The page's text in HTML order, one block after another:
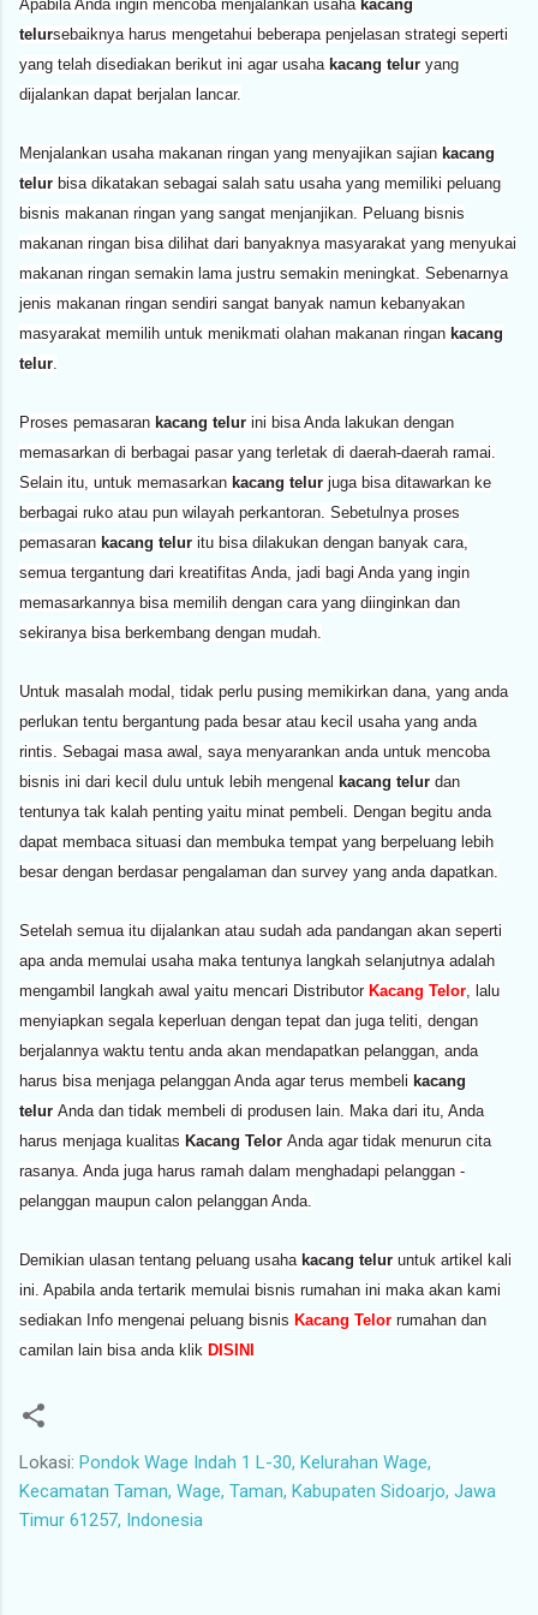
Apabila Anda ingin mencoba menjalankan usaha kacang
telursebaiknya harus mengetahui beberapa penjelasan strategi seperti
yang telah disediakan berikut ini agar usaha kacang telur yang
dijalankan dapat berjalan lancar.
Menjalankan usaha makanan ringan yang menyajikan sajian kacang
telur bisa dikatakan sebagai salah satu usaha yang memiliki peluang
bisnis makanan ringan yang sangat menjanjikan. Peluang bisnis
makanan ringan bisa dilihat dari banyaknya masyarakat yang menyukai
makanan ringan semakin lama justru semakin meningkat. Sebenarnya
jenis makanan ringan sendiri sangat banyak namun kebanyakan
masyarakat memilih untuk menikmati olahan makanan ringan kacang
telur
Proses pemasaran kacang telur ini bisa Anda lakukan dengan
memasarkan di berbagai pasar yang terletak di daerah-daerah ramai.
Selain itu, untuk memasarkan kacang telur juga bisa ditawarkan ke
berbagai ruko atau pun wilayah perkantoran. Sebetulnya proses
pemasaran kacang telur itu bisa dilakukan dengan banyak cara,
semua tergantung dari kreatifitas Anda, jadi bagi Anda yang ingin
memasarkannya bisa memilih dengan cara yang diinginkan dan
sekiranya bisa berkembang dengan mudah.
Untuk masalah modal, tidak perlu pusing memikirkan dana, yang anda
perlukan tentu bergantung pada besar atau kecil usaha yang anda
rintis. Sebagai masa awal, saya menyarankan anda untuk mencoba
bisnis ini dari kecil dulu untuk lebih mengenal kacang telur dan
tentunya tak kalah penting yaitu minat pembeli. Dengan begitu anda
dapat membaca situasi dan membuka tempat yang berpeluang lebih
besar dengan berdasar pengalaman dan survey yang anda dapatkan.
Setelah semua itu dijalankan atau sudah ada pandangan akan seperti
apa anda memulai usaha maka tentunya langkah selanjutnya adalah
mengambil langkah awal yaitu mencari Distributor Kacang Telor , lalu
menyiapkan segala keperluan dengan tepat dan juga teliti, dengan
berjalannya waktu tentu anda akan mendapatkan pelanggan, anda
harus bisa menjaga pelanggan Anda agar terus membeli kacang
telur Anda dan tidak membeli di produsen lain. Maka dari itu, Anda
harus menjaga kualitas Kacang Telor Anda agar tidak menurun cita
rasanya. Anda juga harus ramah dalam menghadapi pelanggan -
pelanggan maupun calon pelanggan Anda.
Demikian ulasan tentang peluang usaha kacang telur untuk artikel kali
ini. Apabila anda tertarik memulai bisnis rumahan ini maka akan kami
sediakan Info mengenai peluang bisnis Kacang Telor rumahan dan
camilan lain bisa anda klik DISINI
Lokasi: Pondok Wage Indah 1 L-30, Kelurahan Wage,
Kecamatan Taman, Wage, Taman, Kabupaten Sidoarjo, Jawa
Timur 61257, Indonesia